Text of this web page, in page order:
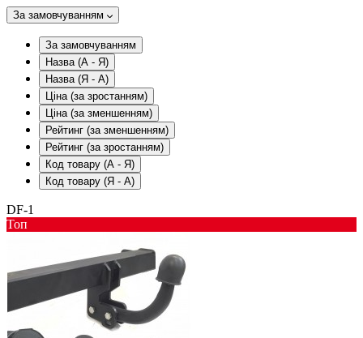
За замовчуванням
За замовчуванням
Назва (А - Я)
Назва (Я - А)
Ціна (за зростанням)
Ціна (за зменшенням)
Рейтинг (за зменшенням)
Рейтинг (за зростанням)
Код товару (А - Я)
Код товару (Я - А)
DF-1
Toп